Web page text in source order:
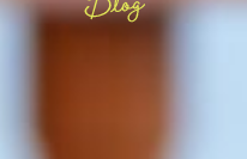
ロ